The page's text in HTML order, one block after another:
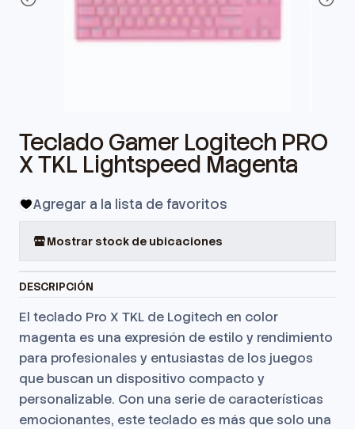
Teclado Gamer Logitech PRO
X TKL Lightspeed Magenta
Agregar a la lista de favoritos
Mostrar stock de ubicaciones
DESCRIPCIÓN
El teclado Pro X TKL de Logitech en color
magenta es una expresión de estilo y rendimiento
para profesionales y entusiastas de los juegos
que buscan un dispositivo compacto y
personalizable. Con una serie de características
emocionantes, este teclado es más que solo una